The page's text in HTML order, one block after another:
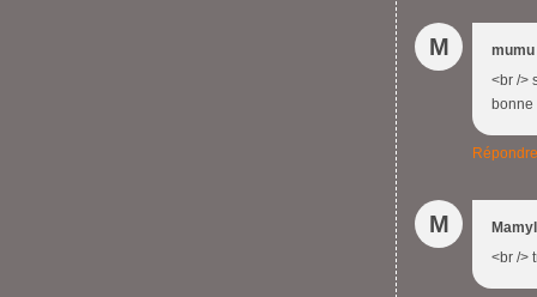
M
mumu
<br />
bonne
Répondre
M
<br />